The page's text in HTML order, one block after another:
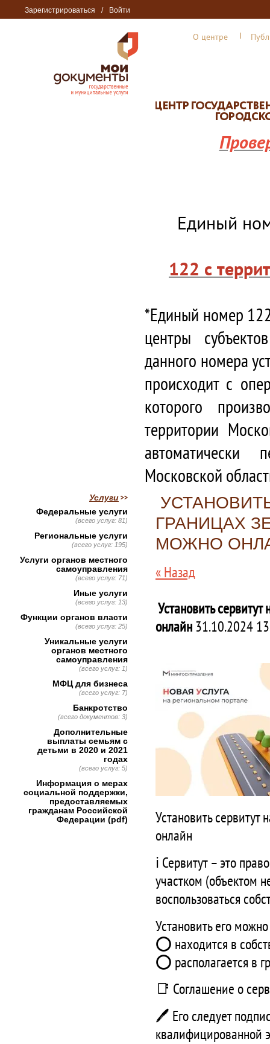
Зарегистрироваться / Войти
О центре
Единый
122 с
*Единый номер
центры
данного номера
происходит с
которого
территории
автоматически
Московской
ГРАНИЦАХ
МОЖНО
« Назад
Установить
онлайн31.10.2024
Установить сервитут
онлайн
ℹ️ Сервитут – это
участком (объектом
воспользоваться
Установить его
⭕ находится в
⭕ располагается в
📑 Соглашение о
🖊 Его следует
квалифицированной
Услуги
Федеральные услуги
(всего услуг: 81)
Региональные услуги
(всего услуг: 195)
Услуги органов местного
самоуправления
(всего услуг: 71)
Иные услуги
(всего услуг: 13)
Функции органов власти
(всего услуг: 25)
Уникальные услуги
органов местного
самоуправления
(всего услуг: 1)
МФЦ для бизнеса
(всего услуг: 7)
Банкротство
(всего документов: 3)
Дополнительные
выплаты семьям с
детьми в 2020 и 2021
годах
(всего услуг: 5)
Информация о мерах
социальной поддержки,
предоставляемых
гражданам Российской
Федерации (pdf)